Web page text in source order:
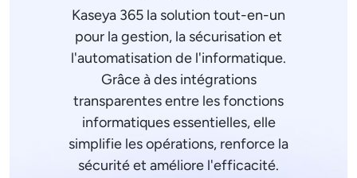
Kaseya 365 la solution tout-en-un
pour la gestion, la sécurisation et
l'automatisation de l'informatique.
Grâce à des intégrations
transparentes entre les fonctions
informatiques essentielles, elle
simplifie les opérations, renforce la
sécurité et améliore l'efficacité.